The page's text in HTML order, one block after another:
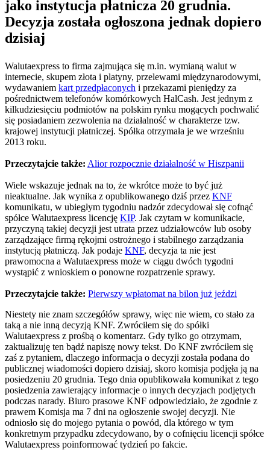
jako instytucja płatnicza 20 grudnia.
Decyzja została ogłoszona jednak dopiero
dzisiaj
Walutaexpress to firma zajmująca się m.in. wymianą walut w
internecie, skupem złota i platyny, przelewami międzynarodowymi,
wydawaniem kart przedpłaconych i przekazami pieniędzy za
pośrednictwem telefonów komórkowych HalCash. Jest jednym z
kilkudziesięciu podmiotów na polskim rynku mogących pochwalić
się posiadaniem zezwolenia na działalność w charakterze tzw.
krajowej instytucji płatniczej. Spółka otrzymała je we wrześniu
2013 roku.
Przeczytajcie także: Alior rozpocznie działalność w Hiszpanii
Wiele wskazuje jednak na to, że wkrótce może to być już
nieaktualne. Jak wynika z opublikowanego dziś przez KNF
komunikatu, w ubiegłym tygodniu nadzór zdecydował się cofnąć
spółce Walutaexpress licencję KIP. Jak czytam w komunikacie,
przyczyną takiej decyzji jest utrata przez udziałowców lub osoby
zarządzające firmą rękojmi ostrożnego i stabilnego zarządzania
instytucją płatniczą. Jak podaje KNF, decyzja ta nie jest
prawomocna a Walutaexpress może w ciągu dwóch tygodni
wystąpić z wnioskiem o ponowne rozpatrzenie sprawy.
Przeczytajcie także: Pierwszy wpłatomat na bilon już jeździ
Niestety nie znam szczegółów sprawy, więc nie wiem, co stało za
taką a nie inną decyzją KNF. Zwróciłem się do spółki
Walutaexpress z prośbą o komentarz. Gdy tylko go otrzymam,
zaktualizuję ten bądź napiszę nowy tekst. Do KNF zwróciłem się
zaś z pytaniem, dlaczego informacja o decyzji została podana do
publicznej wiadomości dopiero dzisiaj, skoro komisja podjęła ją na
posiedzeniu 20 grudnia. Tego dnia opublikowała komunikat z tego
posiedzenia zawierający informacje o innych decyzjach podjętych
podczas narady. Biuro prasowe KNF odpowiedziało, że zgodnie z
prawem Komisja ma 7 dni na ogłoszenie swojej decyzji. Nie
odniosło się do mojego pytania o powód, dla którego w tym
konkretnym przypadku zdecydowano, by o cofnięciu licencji spółce
Walutaexpress poinformować tydzień po fakcie.